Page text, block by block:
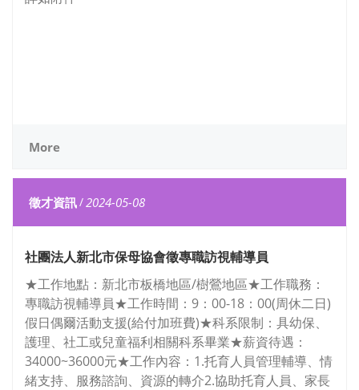
More
徵才資訊/2024-05-08
社團法人新北市保母協會徵專職訪視輔導員
★工作地點：新北市板橋地區/樹鶯地區★工作職務：
專職訪視輔導員★工作時間：9：00-18：00(周休二日)
假日偶爾活動支援(給付加班費)★科系限制：具幼保、
護理、社工或兒童福利相關科系畢業★薪資待遇：
34000~36000元★工作內容：1.托育人員管理輔導、情
緒支持、服務諮詢、資源的轉介2.協助托育人員、家長